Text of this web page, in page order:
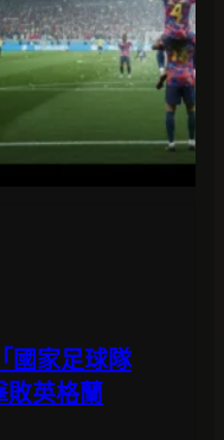
國家足球隊
敗英格蘭